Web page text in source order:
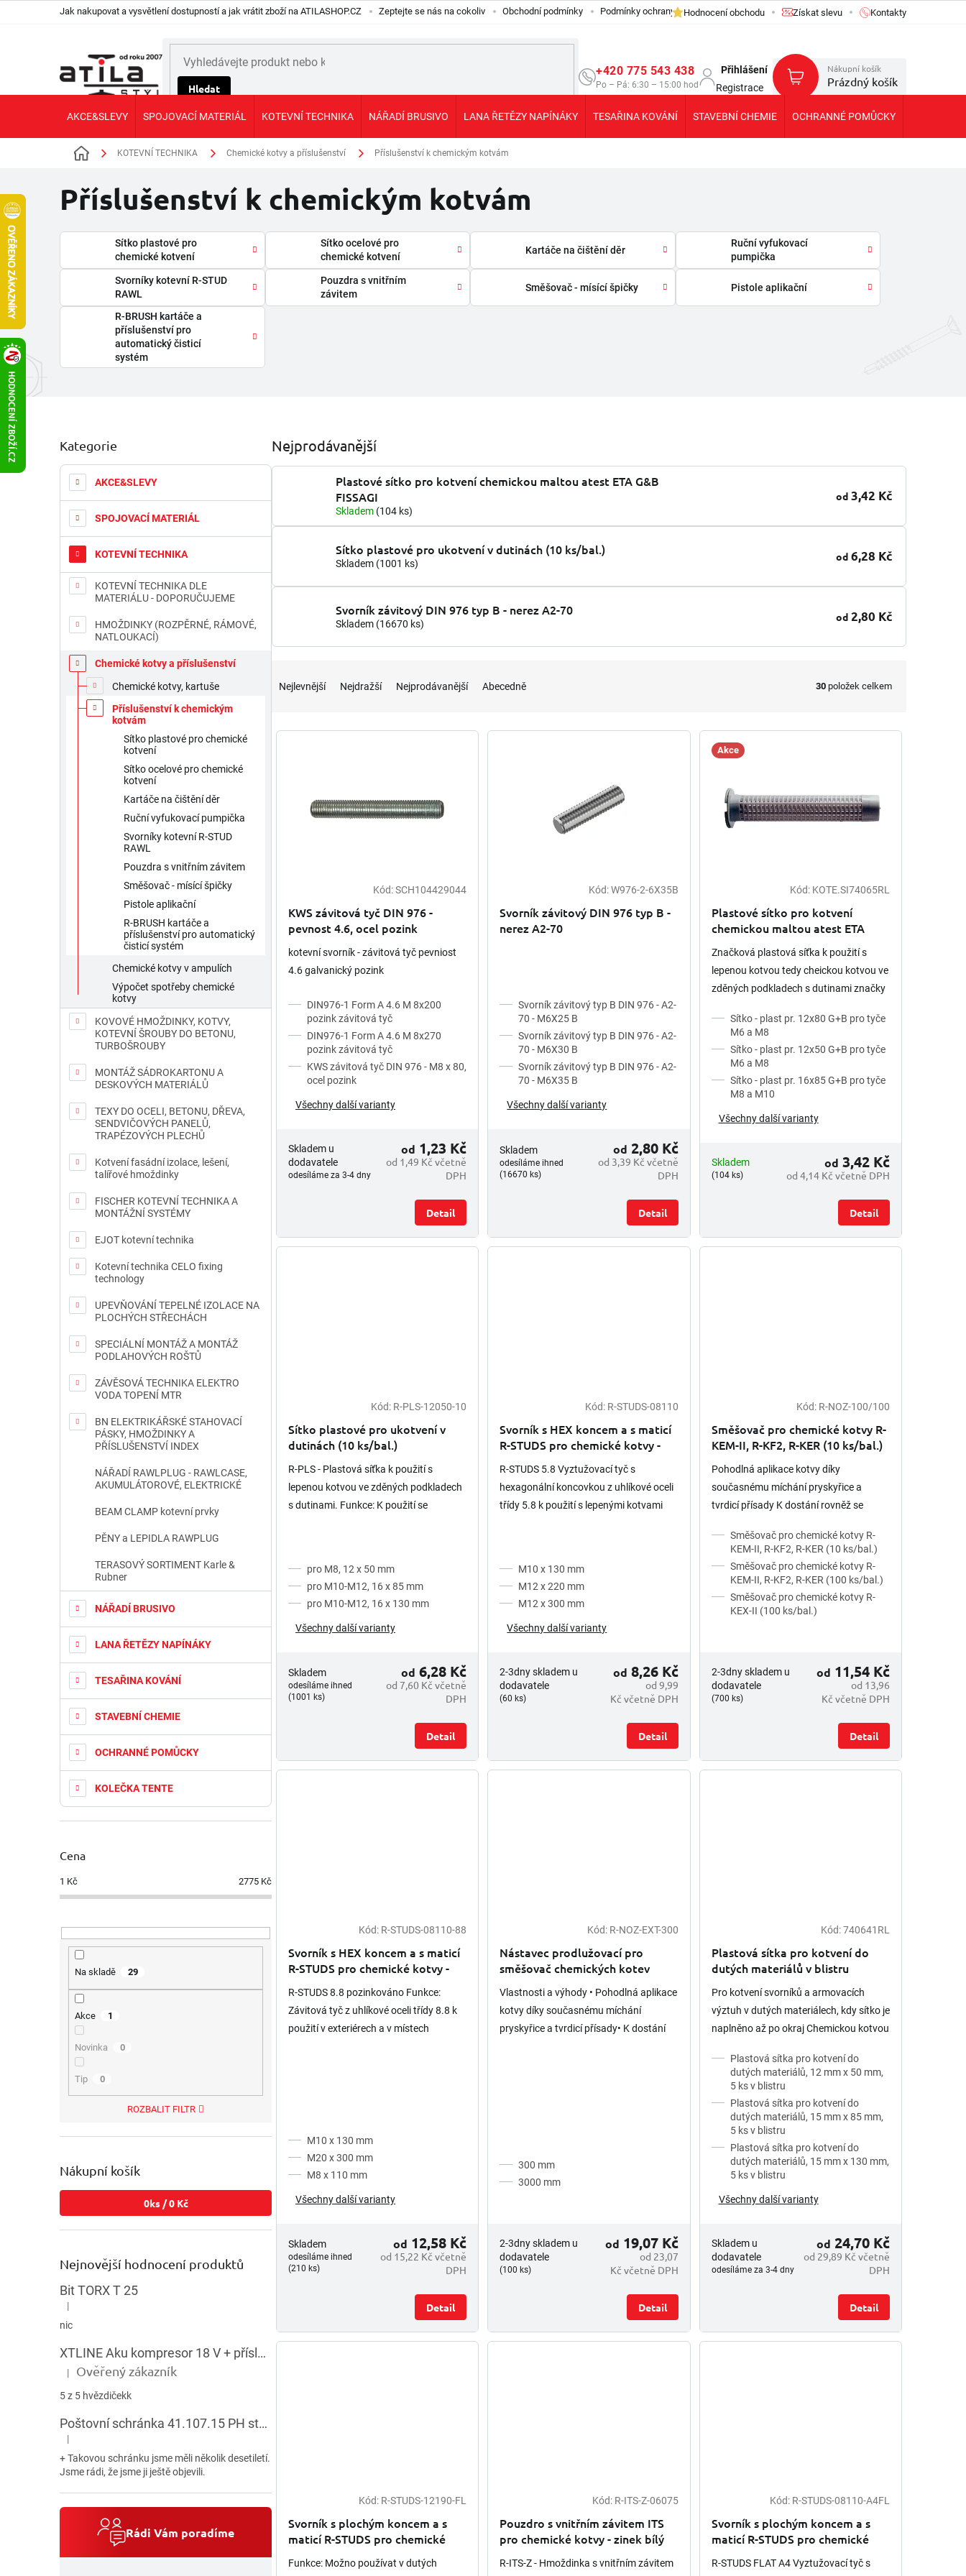
Jak nakupovat a vysvětlení dostupností a jak vrátit zboží na ATILASHOP.CZ Zeptejte se nás na cokoliv Obchodní podmínky Podmínky ochrany osobních údajů GDPR
Hodnocení obchodu Získat slevu Kontakty
Hledat
+420 775 543 438
Po – Pá: 6:30 – 15:00 hod
Přihlášení
Registrace
Nákupní košík
Prázdný košík
AKCE&SLEVY SPOJOVACÍ MATERIÁL KOTEVNÍ TECHNIKA NÁŘADÍ BRUSIVO LANA ŘETĚZY NAPÍNÁKY TESAŘINA KOVÁNÍ STAVEBNÍ CHEMIE OCHRANNÉ POMŮCKY
Domů KOTEVNÍ TECHNIKA Chemické kotvy a příslušenství Příslušenství k chemickým kotvám
Příslušenství k chemickým kotvám
Sítko plastové pro
chemické kotvení
Sítko ocelové pro
chemické kotvení
Kartáče na čištění děr
Ruční vyfukovací
pumpička
Svorníky kotevní R-STUD
RAWL
Pouzdra s vnitřním
závitem
Směšovač - mísící špičky Pistole aplikační
R-BRUSH kartáče a
příslušenství pro
automatický čisticí
systém
o
s
r
p
Přeskočit
kategorie
Kategorie
AKCE&SLEVY
SPOJOVACÍ MATERIÁL
KOTEVNÍ TECHNIKA
KOTEVNÍ TECHNIKA DLE
MATERIÁLU - DOPORUČUJEME
HMOŽDINKY (ROZPĚRNÉ, RÁMOVÉ,
NATLOUKACÍ)
Chemické kotvy a příslušenství
Chemické kotvy, kartuše
Příslušenství k chemickým
kotvám
Sítko plastové pro chemické
kotvení
Sítko ocelové pro chemické
kotvení
Kartáče na čištění děr
Ruční vyfukovací pumpička
Svorníky kotevní R-STUD
RAWL
Pouzdra s vnitřním závitem
Směšovač - mísící špičky
Pistole aplikační
R-BRUSH kartáče a
příslušenství pro automatický
čisticí systém
Chemické kotvy v ampulích
Výpočet spotřeby chemické
kotvy
KOVOVÉ HMOŽDINKY, KOTVY,
KOTEVNÍ ŠROUBY DO BETONU,
TURBOŠROUBY
MONTÁŽ SÁDROKARTONU A
DESKOVÝCH MATERIÁLŮ
TEXY DO OCELI, BETONU, DŘEVA,
SENDVIČOVÝCH PANELŮ,
TRAPÉZOVÝCH PLECHŮ
Kotvení fasádní izolace, lešení,
talířové hmoždinky
FISCHER KOTEVNÍ TECHNIKA A
MONTÁŽNÍ SYSTÉMY
EJOT kotevní technika
Kotevní technika CELO fixing
technology
UPEVŇOVÁNÍ TEPELNÉ IZOLACE NA
PLOCHÝCH STŘECHÁCH
SPECIÁLNÍ MONTÁŽ A MONTÁŽ
PODLAHOVÝCH ROŠTŮ
ZÁVĚSOVÁ TECHNIKA ELEKTRO
VODA TOPENÍ MTR
BN ELEKTRIKÁŘSKÉ STAHOVACÍ
PÁSKY, HMOŽDINKY A
PŘÍSLUŠENSTVÍ INDEX
NÁŘADÍ RAWLPLUG - RAWLCASE,
AKUMULÁTOROVÉ, ELEKTRICKÉ
BEAM CLAMP kotevní prvky
PĚNY a LEPIDLA RAWPLUG
TERASOVÝ SORTIMENT Karle &
Rubner
NÁŘADÍ BRUSIVO
LANA ŘETĚZY NAPÍNÁKY
TESAŘINA KOVÁNÍ
STAVEBNÍ CHEMIE
OCHRANNÉ POMŮCKY
KOLEČKA TENTE
Cena
1 Kč 2775 Kč
Na skladě 29
Akce 1
Novinka 0
Tip 0
ROZBALIT FILTR
Nákupní košík
0ks /0 Kč
Nejnovější hodnocení produktů
Bit TORX T 25
Hodnocení produktu je 5 z 5 hvězdiček.
|
nic
XTLINE Aku kompresor 18 V + příslušenství
Hodnocení produktu je 5 z 5 hvězdiček.
| Ověřený zákazník
5 z 5 hvězdičekk
Poštovní schránka 41.107.15 PH stojatá HNĚDÁ
Hodnocení produktu je 5 z 5 hvězdiček.
|
+ Takovou schránku jsme měli několik desetiletí.
Jsme rádi, že jsme ji ještě objevili.
Rádi Vám poradíme
Nejprodávanější
Plastové sítko pro kotvení chemickou maltou atest ETA G&B
FISSAGI
Skladem (104 ks)
od 3,42 Kč
Sítko plastové pro ukotvení v dutinách (10 ks/bal.)
Skladem (1001 ks)
od 6,28 Kč
Svorník závitový DIN 976 typ B - nerez A2-70
Skladem (16670 ks)
od 2,80 Kč
n
Nejlevnější Nejdražší Nejprodávanější Abecedně 30 položek celkem
V
Kód:SCH104429044
KWS závitová tyč DIN 976 -
pevnost 4.6, ocel pozink
kotevní svorník - závitová tyč pevniost
4.6 galvanický pozink
DIN976-1 Form A 4.6 M 8x200
pozink závitová tyč
DIN976-1 Form A 4.6 M 8x270
pozink závitová tyč
KWS závitová tyč DIN 976 - M8 x 80,
ocel pozink
Všechny další varianty
Skladem u
dodavatele
odesíláme za 3-4 dny
od 1,49 Kč včetně
DPH
od 1,23 Kč
Detail
Kód:W976-2-6X35B
Svorník závitový DIN 976 typ B -
nerez A2-70
Svorník závitový typ B DIN 976 - A2-
70 - M6X25 B
Svorník závitový typ B DIN 976 - A2-
70 - M6X30 B
Svorník závitový typ B DIN 976 - A2-
70 - M6X35 B
Všechny další varianty
Skladem
odesíláme ihned
(16670 ks)
od 3,39 Kč včetně
DPH
od 2,80 Kč
Detail
Akce
Kód: KOTE.SI74065RL
Plastové sítko pro kotvení
chemickou maltou atest ETA
Značková plastová síťka k použití s
lepenou kotvou tedy cheickou kotvou ve
zděných podkladech s dutinami značky
M8 rozměr 15x-pro tyče...
Sítko - plast pr. 12x80 G+B pro tyče
M6 a M8
Sítko - plast pr. 12x50 G+B pro tyče
M6 a M8
Sítko - plast pr. 16x85 G+B pro tyče
M8 a M10
Všechny další varianty
Skladem
(104 ks) od 4,14 Kč včetně DPH
od 3,42 Kč
Detail
Kód: R-PLS-12050-10
Sítko plastové pro ukotvení v
dutinách (10 ks/bal.)
R-PLS - Plastová síťka k použití s
lepenou kotvou ve zděných podkladech
s dutinami. Funkce: K použití se
pro M8, 12 x 50 mm
pro M10-M12, 16 x 85 mm
pro M10-M12, 16 x 130 mm
Všechny další varianty
Skladem
odesíláme ihned
(1001 ks)
od 7,60 Kč včetně
DPH
od 6,28 Kč
Detail
hodnocení
produktu
je
5,0
z
5
hvězdiček.
Kód: R-STUDS-08110
Svorník s HEX koncem a s maticí
R-STUDS pro chemické kotvy -
R-STUDS 5.8 Vyztužovací tyč s
hexagonální koncovkou z uhlíkové oceli
třídy 5.8 k použití s lepenými kotvami
M10 x 130 mm
M12 x 220 mm
M12 x 300 mm
Všechny další varianty
2-3dny skladem u
dodavatele
(60 ks)
od 9,99
Kč včetně DPH
od 8,26 Kč
Detail
Kód: R-NOZ-100/100
Směšovač pro chemické kotvy R-
KEM-II, R-KF2, R-KER (10 ks/bal.)
Pohodlná aplikace kotvy díky
současnému míchání pryskyřice a
tvrdicí přísady K dostání rovněž se
závitových nebo vyztužovacích tyčí...
Směšovač pro chemické kotvy R-
KEM-II, R-KF2, R-KER (10 ks/bal.)
Směšovač pro chemické kotvy R-
KEM-II, R-KF2, R-KER (100 ks/bal.)
Směšovač pro chemické kotvy R-
KEX-II (100 ks/bal.)
2-3dny skladem u
dodavatele
(700 ks)
od 13,96
Kč včetně DPH
od 11,54 Kč
Detail
Kód: R-STUDS-08110-88
Svorník s HEX koncem a s maticí
R-STUDS pro chemické kotvy -
R-STUDS 8.8 pozinkováno Funkce:
Závitová tyč z uhlíkové oceli třídy 8.8 k
použití v exteriérech a v místech
M10 x 130 mm
M20 x 300 mm
M8 x 110 mm
Všechny další varianty
Skladem
odesíláme ihned
(210 ks)
od 15,22 Kč včetně
DPH
od 12,58 Kč
Detail
Kód: R-NOZ-EXT-300
Nástavec prodlužovací pro
směšovač chemických kotev
Vlastnosti a výhody • Pohodlná aplikace
kotvy díky současnému míchání
pryskyřice a tvrdicí přísady• K dostání
300 mm
3000 mm
2-3dny skladem u
dodavatele
(100 ks)
od 23,07
Kč včetně DPH
od 19,07 Kč
Detail
Kód:740641RL
Plastová sítka pro kotvení do
dutých materiálů v blistru
Pro kotvení svorníků a armovacích
výztuh v dutých materiálech, kdy sítko je
naplněno až po okraj Chemickou kotvou
šroubovým pohybem vtlačena...
Plastová sítka pro kotvení do
dutých materiálů, 12 mm x 50 mm,
5 ks v blistru
Plastová sítka pro kotvení do
dutých materiálů, 15 mm x 85 mm,
5 ks v blistru
Plastová sítka pro kotvení do
dutých materiálů, 15 mm x 130 mm,
5 ks v blistru
Všechny další varianty
Skladem u
dodavatele
odesíláme za 3-4 dny
od 29,89 Kč včetně
DPH
od 24,70 Kč
Detail
Kód: R-STUDS-12190-FL
Svorník s plochým koncem a s
maticí R-STUDS pro chemické
Funkce: Možno používat v dutých
Kód: R-ITS-Z-06075
Pouzdro s vnitřním závitem ITS
pro chemické kotvy - zinek bílý
R-ITS-Z - Hmoždinka s vnitřním závitem
Kód: R-STUDS-08110-A4FL
Svorník s plochým koncem a s
maticí R-STUDS pro chemické
R-STUDS FLAT A4 Vyztužovací tyč s